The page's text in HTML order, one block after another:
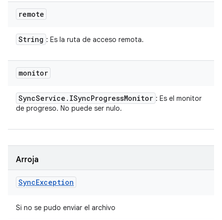
remote
String : Es la ruta de acceso remota.
monitor
SyncService . ISyncProgressMonitor : Es el monitor
de progreso. No puede ser nulo.
Arroja
SyncException
Si no se pudo enviar el archivo